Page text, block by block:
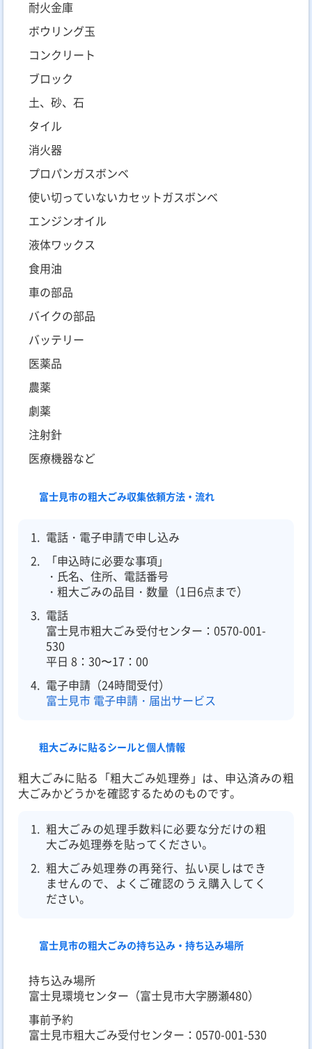
耐火金庫
ボウリング玉
コンクリート
ブロック
土、砂、石
タイル
消火器
プロパンガスボンベ
使い切っていないカセットガスボンベ
エンジンオイル
液体ワックス
食用油
車の部品
バイクの部品
バッテリー
医薬品
農薬
劇薬
注射針
医療機器など
富士見市の粗大ごみ収集依頼方法・流れ
電話・電子申請で申し込み
「申込時に必要な事項」
・氏名、住所、電話番号
・粗大ごみの品目・数量（1日6点まで）
電話
富士見市粗大ごみ受付センター：0570-001-
530
平日 8：30〜17：00
電子申請（24時間受付）
富士見市 電子申請・届出サービス
粗大ごみに貼るシールと個人情報
粗大ごみに貼る「粗大ごみ処理券」は、申込済みの粗
大ごみかどうかを確認するためのものです。
粗大ごみの処理手数料に必要な分だけの粗
大ごみ処理券を貼ってください。
粗大ごみ処理券の再発行、払い戻しはでき
ませんので、よくご確認のうえ購入してく
ださい。
富士見市の粗大ごみの持ち込み・持ち込み場所
持ち込み場所
富士見環境センター（富士見市大字勝瀬480）
事前予約
富士見市粗大ごみ受付センター：0570-001-530